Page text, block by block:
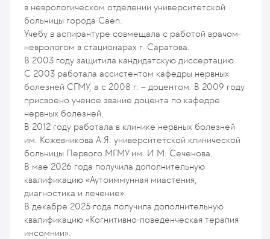
в неврологическом отделении университетской
больницы города Caen.
Учебу в аспирантуре совмещала с работой врачом-
неврологом в стационарах г. Саратова.
В 2003 году защитила кандидатскую диссертацию.
С 2003 работала ассистентом кафедры нервных
болезней СГМУ, а с 2008 г. – доцентом. В 2009 году
присвоено ученое звание доцента по кафедре
нервных болезней.
В 2012 году работала в клинике нервных болезней
им. Кожевникова А.Я. университетской клинической
больницы Первого МГМУ им. И.М. Сеченова.
В мае 2026 года получила дополнительную
квалификацию «Аутоиммунная миастения,
диагностика и лечение».
В декабре 2025 года получила дополнительную
квалификацию «Когнитивно-поведенческая терапия
инсомнии».